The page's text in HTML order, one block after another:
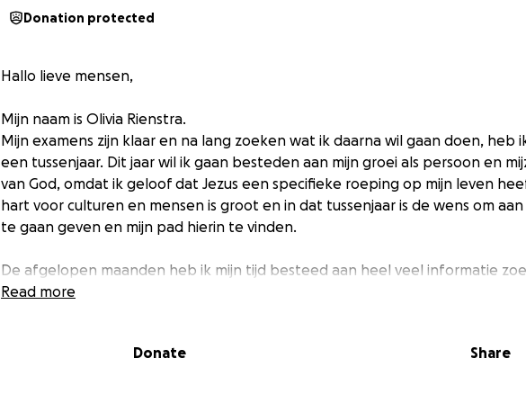
Donation protected
Hallo lieve mensen,
Mijn naam is Olivia Rienstra.
Mijn examens zijn klaar en na lang zoeken wat ik daarna wil gaan doen, heb
een tussenjaar. Dit jaar wil ik gaan besteden aan mijn groei als persoon en
van God, omdat ik geloof dat Jezus een specifieke roeping op mijn leven
hart voor culturen en mensen is groot en in dat tussenjaar is de wens om
te gaan geven en mijn pad hierin te vinden.
De afgelopen maanden heb ik mijn tijd besteed aan heel veel informatie
dit jaar vorm kan gaan geven. Er is toen een hele mooie organisatie op mijn
begrip van Gods aard, karakter en wegen. Je wordt ook uitgedaagd om je
Read more
Donate Share